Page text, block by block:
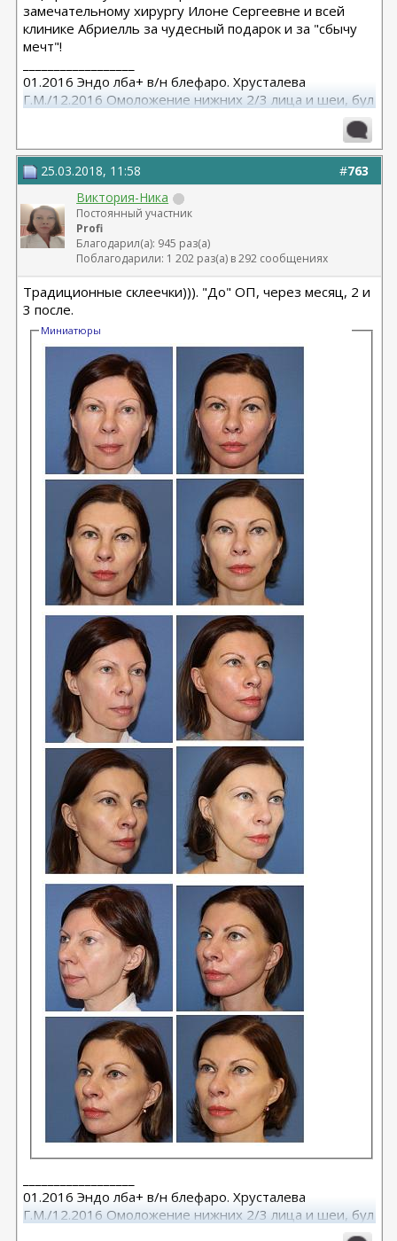
замечательному хирургу Илоне Сергеевне и всей
клинике Абриелль за чудесный подарок и за "сбычу
мечт"!
01.2016 Эндо лба+ в/н блефаро. Хрусталева
Г.М./12.2016 Омоложение нижних 2/3 лица и шеи, бул
#763
25.03.2018, 11:58
Виктория-Ника
Постоянный участник
Profi
Благодарил(а): 945 раз(а)
Поблагодарили: 1 202 раз(а) в 292 сообщениях
Традиционные склеечки))). "До" ОП, через месяц, 2 и
3 после.
Миниатюры
01.2016 Эндо лба+ в/н блефаро. Хрусталева
Г.М./12.2016 Омоложение нижних 2/3 лица и шеи, бул